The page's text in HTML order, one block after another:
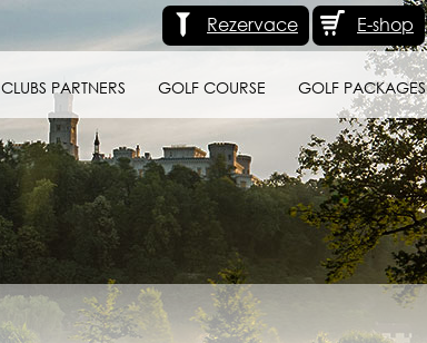
E-shop
Rezervace
PARTNERS GOLF COURSE GOLF PACKAGES